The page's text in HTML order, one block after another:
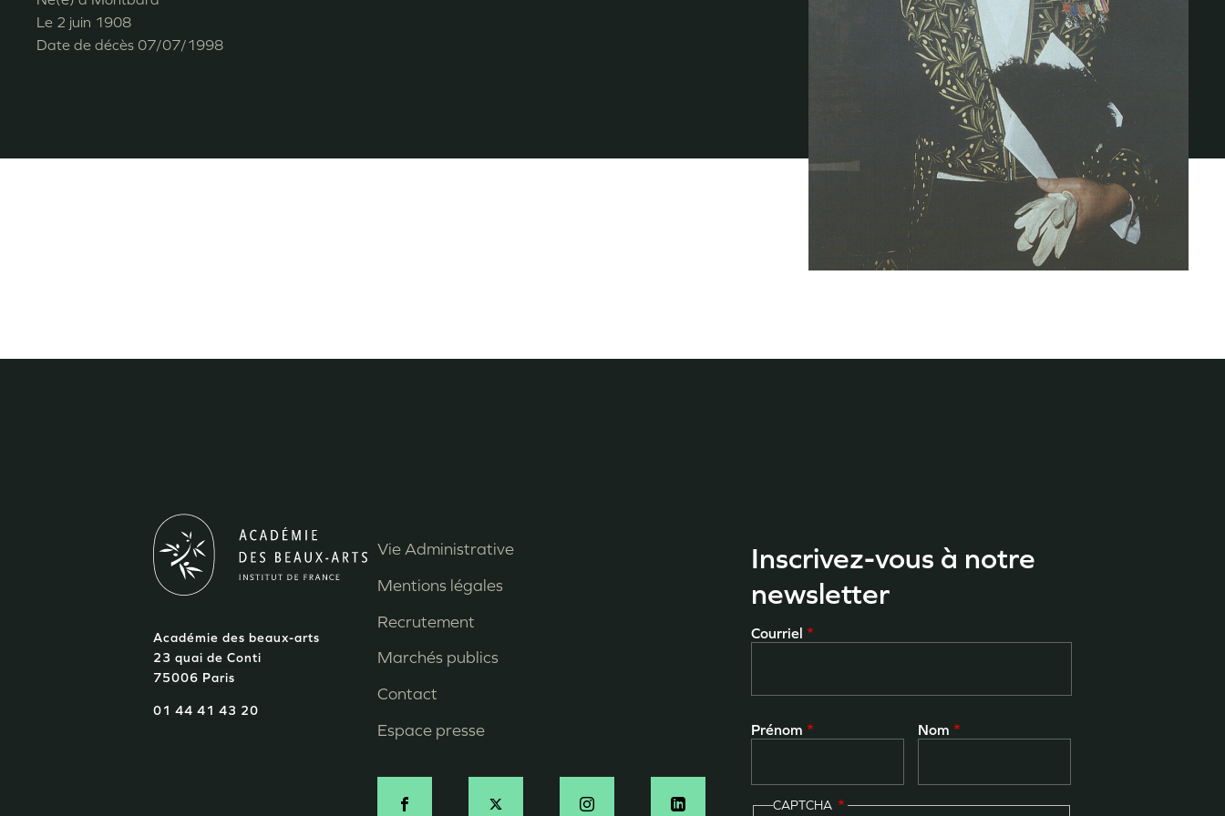
Le 2 juin 1908
Date de décès 07/07/1998
Académie des beaux-arts
23 quai de Conti
75006 Paris
01 44 41 43 20
Menu
Pied
de
page
Vie Administrative
Mentions légales
Recrutement
Marchés publics
Contact
Espace presse
Inscrivez-vous à notre
newsletter
Courriel
Prénom Nom
CAPTCHA